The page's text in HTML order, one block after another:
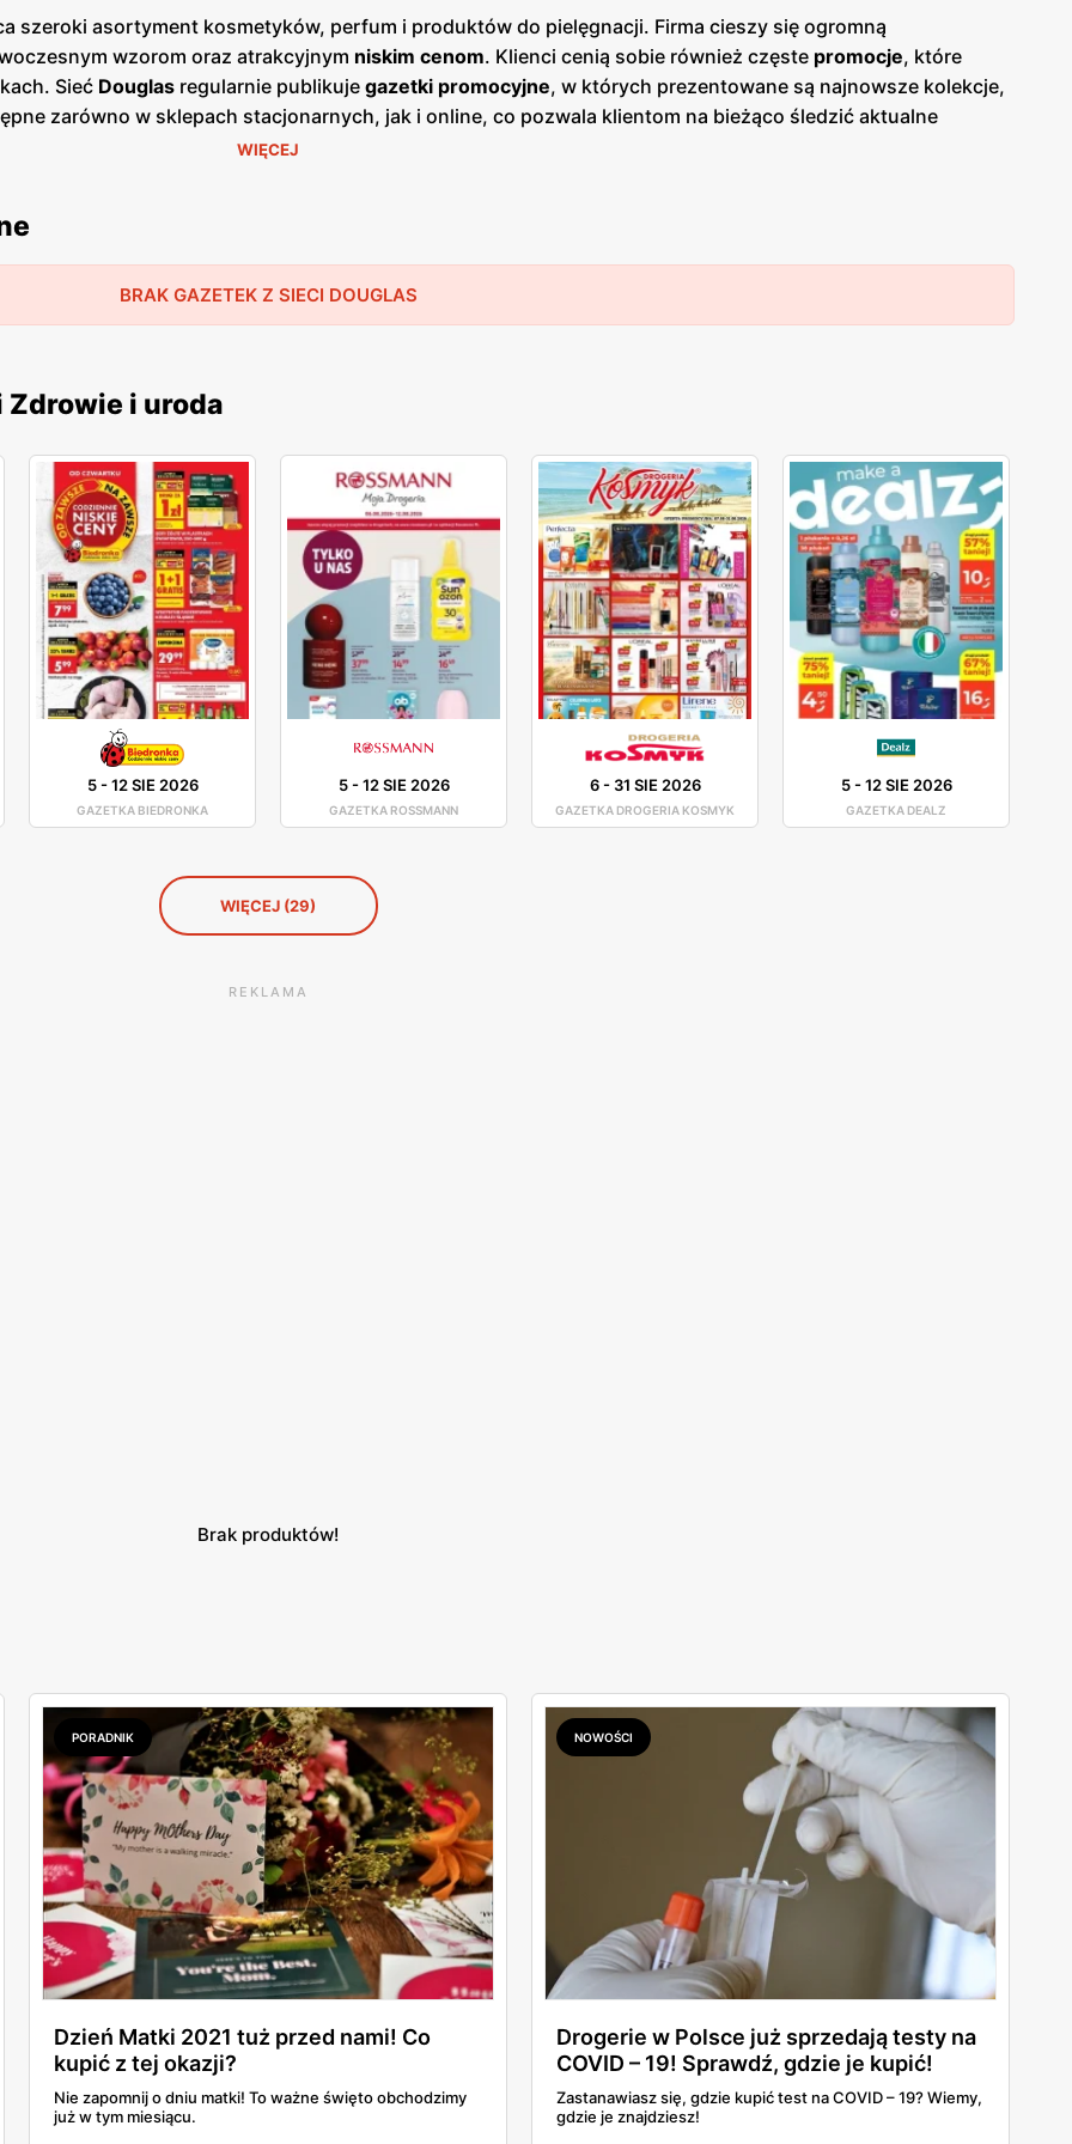
szeroki asortyment kosmetyków, perfum i produktów do pielęgnacji. Firma cieszy się ogromną
wzorom oraz atrakcyjnym niskim cenom. Klienci cenią sobie również częste promocje, które
Sieć Douglas regularnie publikuje gazetki promocyjne, w których prezentowane są najnowsze kolekcje,
zarówno w sklepach stacjonarnych, jak i online, co pozwala klientom na bieżąco śledzić aktualne
zazwyczaj co miesiąc, dostarczając świeżych informacji o nowościach i rabatach. Produkty
najbardziej wymagających klientów. Sklepy
kosmetycznych i perfum. Firma kładzie duży nacisk na jakość obsługi oraz pomoc w wyborze
i wsparcie na każdym etapie zakupów. Dzięki temu
WIĘCEJ
BRAK GAZETEK Z SIECI DOUGLAS
i uroda
5-12 SIE 2026
GAZETKA BIEDRONKA
5-12 SIE 2026
GAZETKA ROSSMANN
6- 31 SIE 2026
GAZETKA DROGERIA KOSMYK
5-12 SIE 2026
GAZETKA DEALZ
WIĘCEJ (29)
REKLAMA
Brak produktów!
PORADNIK
Dzień Matki 2021 tuż przed nami! Co
kupić z tej okazji?
Nie zapomnij o dniu matki! To ważne święto obchodzimy
już w tym miesiącu.
NOWOŚCI
Drogerie w Polsce już sprzedają testy na
COVID – 19! Sprawdź, gdzie je kupić!
Zastanawiasz się, gdzie kupić test na COVID – 19? Wiemy,
gdzie je znajdziesz!